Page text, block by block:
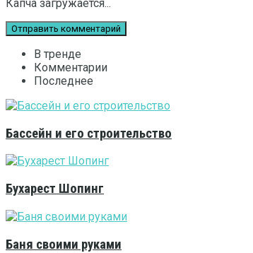
Капча загружается...
В тренде
Комментарии
Последнее
Бассейн и его строительство
Бухарест Шопинг
Баня своими руками